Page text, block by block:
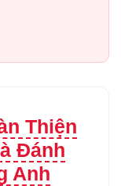
Thiện
Đánh
Anh